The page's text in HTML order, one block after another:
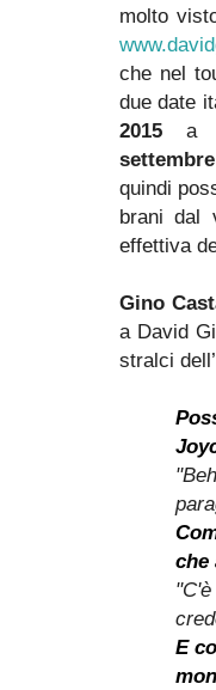
molto
che nel
due date
2015
quindi
brani dal
effettiva
Gino
a David
stralci
che
E